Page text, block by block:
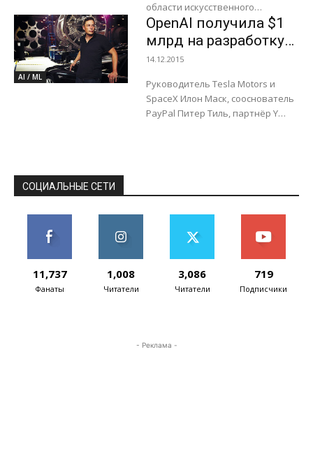
области искусственного
интеллекта и, в частности,
владеет чат-ботом ChatGPT,
внезапно объявила об отставке
ее нынешнего главы Сэма
Альтмана....
AI / ML
OpenAI получила $1
млрд на разработку
ИИ: Новая компания
Питера Тиля
14.12.2015
Руководитель Tesla Motors и
SpaceX Илон Маск, сооснователь
PayPal Питер Тиль, партнёр Y
СОЦИАЛЬНЫЕ СЕТИ
11,737
Фанаты
1,008
Читатели
3,086
Читатели
719
Подписчики
- Реклама -